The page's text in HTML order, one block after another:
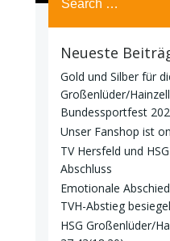
for:
Neueste
Gold und Silber für
Großenlüder/
Bundessportfest
Unser Fanshop ist
TV Hersfeld und
Abschluss
Emotionale
TVH-Abstieg
HSG Großenlüder/